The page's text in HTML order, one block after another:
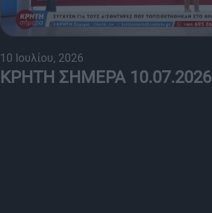
10 Ιουλίου, 2026
ΚΡΗΤΗ ΣΗΜΕΡΑ 10.07.2026